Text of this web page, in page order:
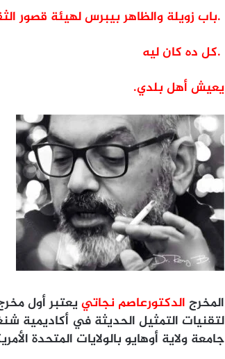
.باب زويلة والظاهر بيبرس لهيئة قصور
.كل ده كان ليه
يعيش أهل بلدي.
المخرج الدكتورعاصم نجاتييعتبر أول
لتقنيات التمثيل الحديثة في أكاديمية
جامعة ولاية أوهايو بالولايات المتحدة